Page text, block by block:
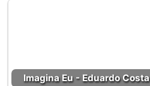
Imagina Eu - Eduardo Costa